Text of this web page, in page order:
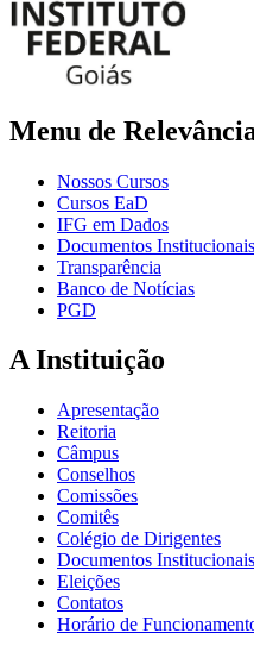
Menu de
Nossos Cursos
Cursos EaD
IFG em Dados
Documentos Institucionais
Transparência
Banco de Notícias
PGD
A Instituição
Apresentação
Reitoria
Câmpus
Conselhos
Comissões
Comitês
Colégio de Dirigentes
Documentos Institucionais
Eleições
Contatos
Horário de